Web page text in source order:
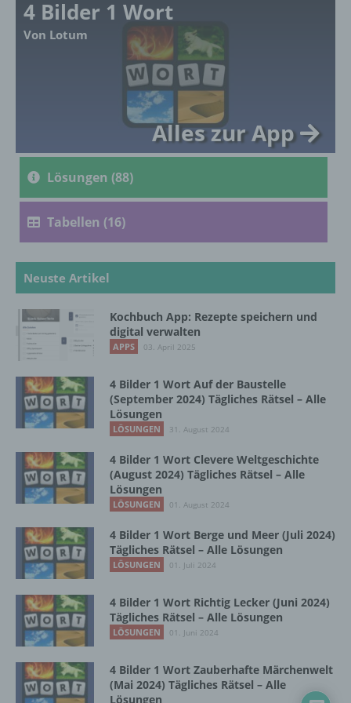
4 Bilder 1 Wort
Von Lotum
Alles zur App
Lösungen (88)
Tabellen (16)
Neuste Artikel
Kochbuch App: Rezepte speichern und
digital verwalten
APPS 03. April 2025
4 Bilder 1 Wort Auf der Baustelle
(September 2024) Tägliches Rätsel – Alle
Lösungen
LÖSUNGEN 31. August 2024
4 Bilder 1 Wort Clevere Weltgeschichte
(August 2024) Tägliches Rätsel – Alle
Lösungen
LÖSUNGEN 01. August 2024
4 Bilder 1 Wort Berge und Meer (Juli 2024)
Tägliches Rätsel – Alle Lösungen
LÖSUNGEN 01. Juli 2024
4 Bilder 1 Wort Richtig Lecker (Juni 2024)
Tägliches Rätsel – Alle Lösungen
LÖSUNGEN 01. Juni 2024
4 Bilder 1 Wort Zauberhafte Märchenwelt
(Mai 2024) Tägliches Rätsel – Alle
Lösungen
Ausdruck der physischen, physiologischen,
genetischen, psychischen, wirtschaftlichen,
kulturellen oder sozialen Identität dieser
natürlichen Person sind, identifiziert werden
b) betroffene Person
identifizierbare natürliche Person, deren
werden.
c) Verarbeitung
Verarbeitung ist jeder mit oder ohne Hilfe
automatisierter Verfahren ausgeführte
Vorgang oder jede solche Vorgangsreihe im
Daten wie das Erheben, das Erfassen, die
Organisation, das Ordnen, die Speicherung,
die Anpassung oder Veränderung, das
Auslesen, das Abfragen, die Verwendung,
die Offenlegung durch Übermittlung,
Verbreitung oder eine andere Form der
Bereitstellung, den Abgleich oder die
Verknüpfung, die Einschränkung, das
Löschen oder die Vernichtung.
d) Einschränkung der Verarbeitung
Einschränkung der Verarbeitung ist die
Markierung gespeicherter
personenbezogener Daten mit dem Ziel, ihre
künftige Verarbeitung einzuschränken.
e) Profiling